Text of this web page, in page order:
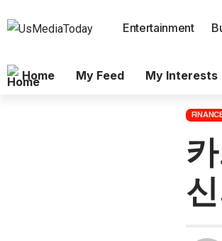
Entertainment
Home My Feed My Interests